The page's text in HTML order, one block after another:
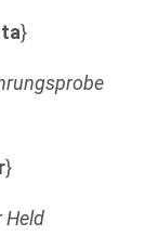
}
}
Held